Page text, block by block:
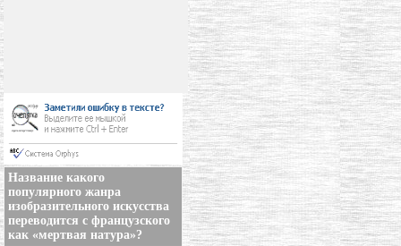
Название какого
популярного жанра
изобразительного искусства
переводится с французского
как «мертвая натура»?